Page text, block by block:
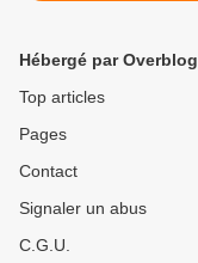
Hébergé par Overblog
Top articles
Pages
Contact
Signaler un abus
C.G.U.